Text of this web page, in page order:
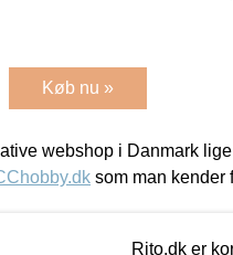
Køb nu »
webshop i Danmark
som man kender
Rito.dk er